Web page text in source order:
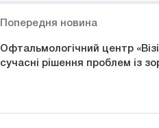
Попередня новина
Офтальмологічний центр
сучасні рішення проблем із